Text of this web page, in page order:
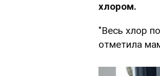
хлором.
"Весь хлор
отметила